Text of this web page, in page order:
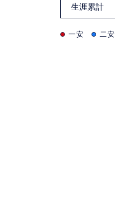
一安 二安